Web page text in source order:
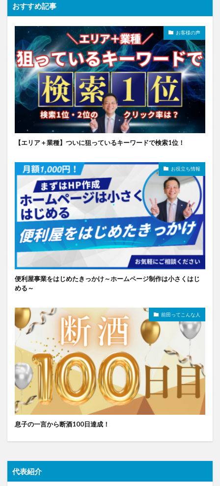
おすすめ記事
お客様の声
【エリア＋業種】ついに狙っているキーワードで検索1位！
お役立ち情報
便利屋事業をはじめたきっかけ～ホームページ制作は小さくはじ
める～
前田ってこんな人
息子の一言から断酒100日達成！
代表紹介